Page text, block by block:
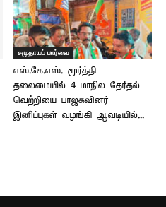
சமுதாயப் பார்வை
எஸ்.கே.எஸ். மூர்த்தி
தலைமையில் 4 மாநில தேர்தல்
வெற்றியை பாஜகவினர்
இனிப்புகள் வழங்கி ஆவடியில்...